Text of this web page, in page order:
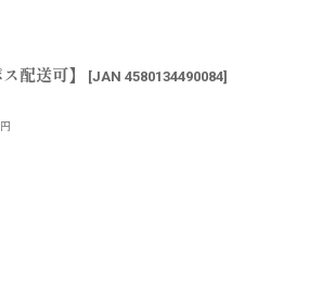
配送可】 [JAN 4580134490084]
円